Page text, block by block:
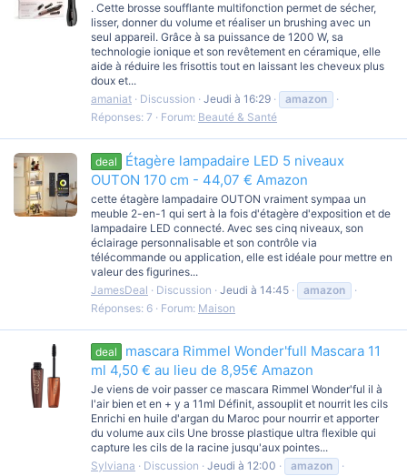
. Cette brosse soufflante multifonction permet de sécher,
lisser, donner du volume et réaliser un brushing avec un
seul appareil. Grâce à sa puissance de 1200 W, sa
technologie ionique et son revêtement en céramique, elle
aide à réduire les frisottis tout en laissant les cheveux plus
doux et...
amaniat
Discussion Jeudi à 16:29
amazon
Réponses: 7
Forum: Beauté & Santé
deal
Étagère lampadaire LED 5 niveaux
OUTON 170 cm - 44,07 € Amazon
cette étagère lampadaire OUTON vraiment sympaa un
meuble 2-en-1 qui sert à la fois d'étagère d'exposition et de
lampadaire LED connecté. Avec ses cinq niveaux, son
éclairage personnalisable et son contrôle via
télécommande ou application, elle est idéale pour mettre en
valeur des figurines...
JamesDeal
Discussion Jeudi à 14:45
amazon
Réponses: 6
Forum: Maison
deal
mascara Rimmel Wonder'full Mascara 11
ml 4,50 € au lieu de 8,95€ Amazon
Je viens de voir passer ce mascara Rimmel Wonder'ful il à
l'air bien et en + y a 11ml Définit, assouplit et nourrit les cils
Enrichi en huile d'argan du Maroc pour nourrir et apporter
du volume aux cils Une brosse plastique ultra flexible qui
capture les cils de la racine jusqu'aux pointes...
Sylviana
Discussion Jeudi à 12:00
amazon